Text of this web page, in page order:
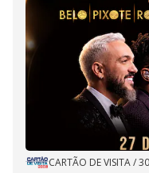
CARTÃO DE VISITA/